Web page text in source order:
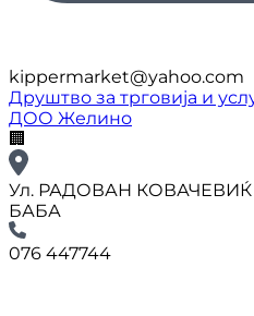
kippermarket@yahoo.com
Друштво за трговија и
ДОО Желино
🏢
Ул. РАДОВАН КОВАЧЕВИЌ
БАБА
076 447744